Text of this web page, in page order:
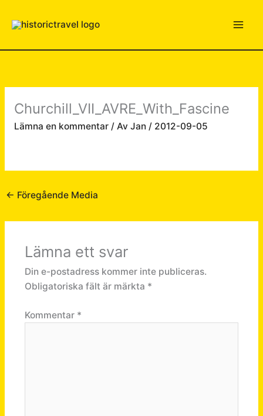
Churchill_VII_AVRE_With_Fascine
Lämna en kommentar / Av Jan / 2012-09-05
← Föregående Media
Lämna ett svar
Din e-postadress kommer inte publiceras.
Obligatoriska fält är märkta *
Kommentar *